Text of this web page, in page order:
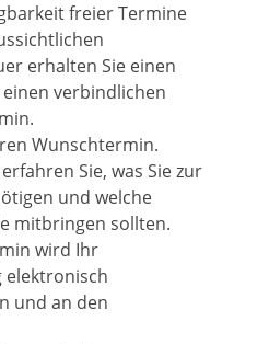
freier Termine
erhalten Sie einen
verbindlichen
Wunschtermin.
Sie, was Sie zur
und welche
mitbringen sollten.
wird Ihr
elektronisch
und an den